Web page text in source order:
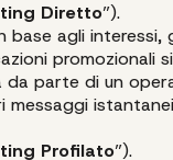
Diretto”).
agli interessi,
parte di un
messaggi
Profilato”).